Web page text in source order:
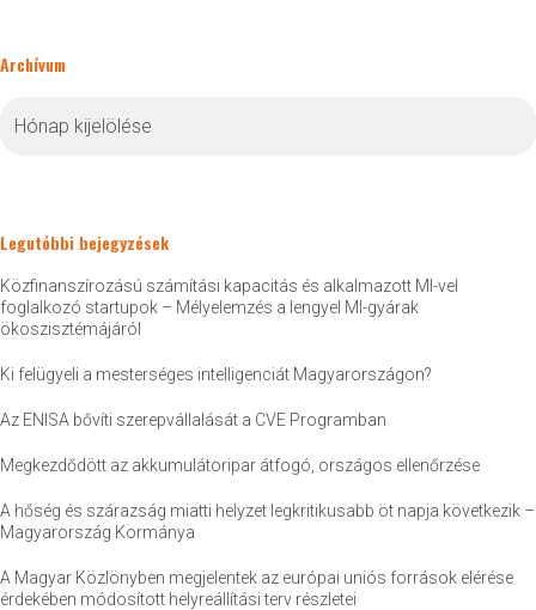
Archívum
Legutóbbi bejegyzések
Közfinanszírozású számítási kapacitás és alkalmazott MI-vel
foglalkozó startupok – Mélyelemzés a lengyel MI-gyárak
ökoszisztémájáról
Ki felügyeli a mesterséges intelligenciát Magyarországon?
Az ENISA bővíti szerepvállalását a CVE Programban
Megkezdődött az akkumulátoripar átfogó, országos ellenőrzése
A hőség és szárazság miatti helyzet legkritikusabb öt napja következik –
Magyarország Kormánya
A Magyar Közlönyben megjelentek az európai uniós források elérése
érdekében módosított helyreállítási terv részletei